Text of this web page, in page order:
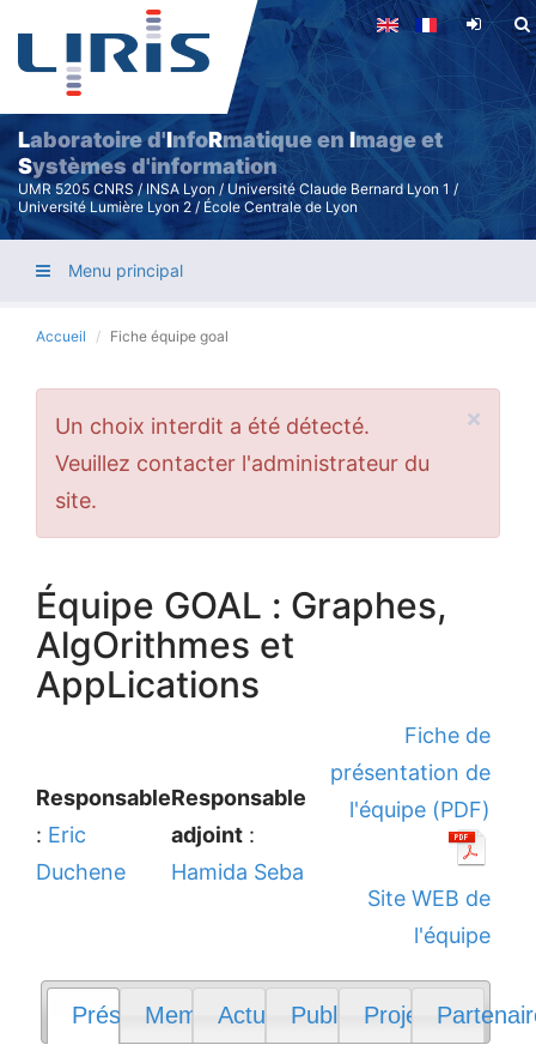
Aller
contenu
principal
Laboratoire d'InfoRmatique enImage et
Systèmes d'information
UMR 5205 CNRS / INSA Lyon / Université Claude Bernard Lyon 1 /
Université Lumière Lyon 2 / École Centrale de Lyon
Menu principal
Accueil Fiche équipe goal
×
Message
d'erreur
Un choix interdit a été détecté.
Veuillez contacter l'administrateur du
site.
Équipe GOAL : Graphes,
AlgOrithmes et
AppLications
Responsable
: Eric
Duchene
Responsable
adjoint :
Hamida Seba
Fiche de
présentation de
l'équipe (PDF)
Site WEB de
l'équipe
PrésentationMembresActualitésPublications
Projets